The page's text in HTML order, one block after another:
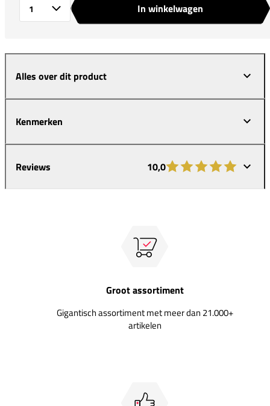
In winkelwagen
Alles over dit product
Kenmerken
Reviews 10,0
Groot assortiment
Gigantisch assortiment met meer dan 21.000+
artikelen